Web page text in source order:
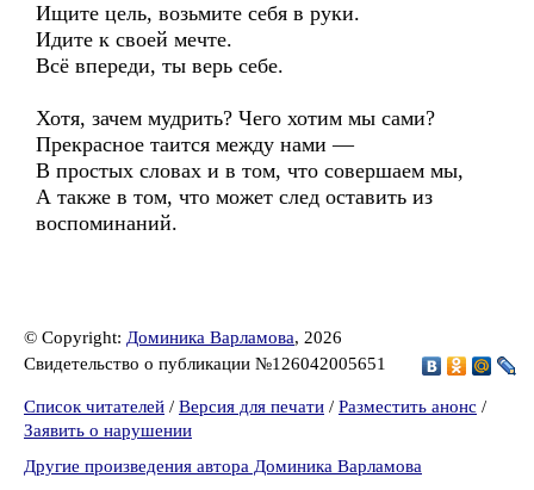
Ищите цель, возьмите себя в руки.
Идите к своей мечте.
Всё впереди, ты верь себе.
Хотя, зачем мудрить? Чего хотим мы сами?
Прекрасное таится между нами —
В простых словах и в том, что совершаем мы,
А также в том, что может след оставить из
воспоминаний.
© Copyright: Доминика Варламова, 2026
Свидетельство о публикации №126042005651
Список читателей / Версия для печати / Разместить анонс /
Заявить о нарушении
Другие произведения автора Доминика Варламова